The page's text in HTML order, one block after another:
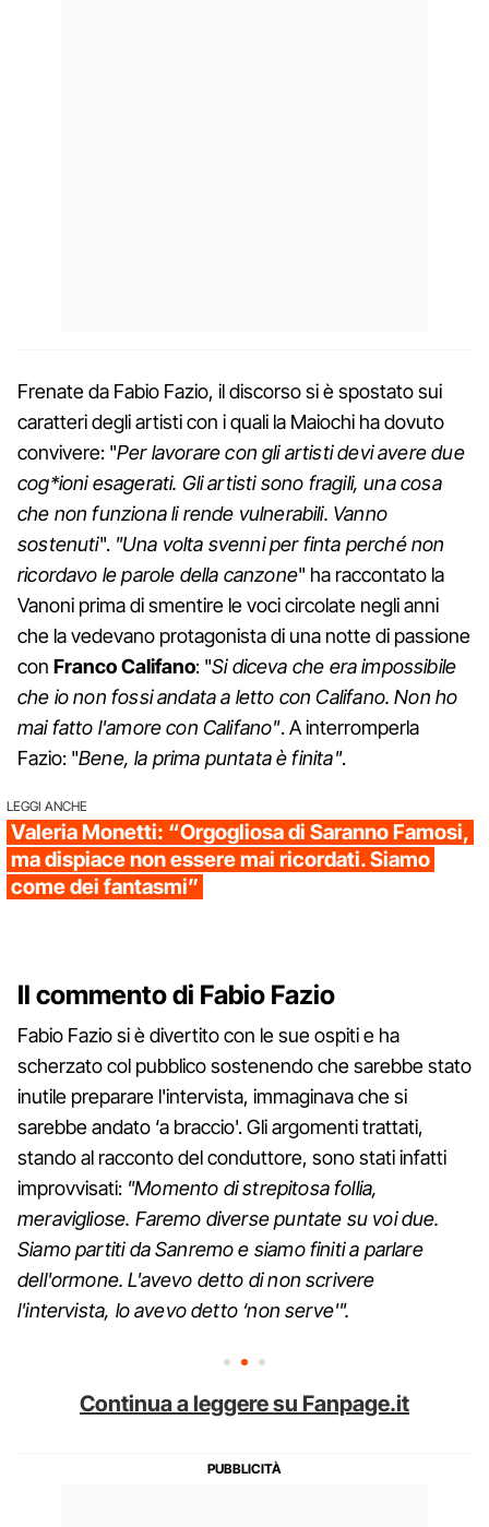
Frenate da Fabio Fazio, il discorso si è spostato sui
caratteri degli artisti con i quali la Maiochi ha dovuto
convivere: "Per lavorare con gli artisti devi avere due
cog*ioni esagerati. Gli artisti sono fragili, una cosa
che non funziona li rende vulnerabili. Vanno
sostenuti". "Una volta svenni per finta perché non
ricordavo le parole della canzone" ha raccontato la
Vanoni prima di smentire le voci circolate negli anni
che la vedevano protagonista di una notte di passione
con Franco Califano: "Si diceva che era impossibile
che io non fossi andata a letto con Califano. Non ho
mai fatto l'amore con Califano". A interromperla
Fazio: "Bene, la prima puntata è finita".
LEGGI ANCHE
Valeria Monetti: “Orgogliosa di Saranno Famosi,
ma dispiace non essere mai ricordati. Siamo
come dei fantasmi”
Il commento di Fabio Fazio
Fabio Fazio si è divertito con le sue ospiti e ha
scherzato col pubblico sostenendo che sarebbe stato
inutile preparare l'intervista, immaginava che si
sarebbe andato ‘a braccio'. Gli argomenti trattati,
stando al racconto del conduttore, sono stati infatti
improvvisati: "Momento di strepitosa follia,
meravigliose. Faremo diverse puntate su voi due.
Siamo partiti da Sanremo e siamo finiti a parlare
dell'ormone. L'avevo detto di non scrivere
l'intervista, lo avevo detto ‘non serve'".
Continua a leggere su Fanpage.it